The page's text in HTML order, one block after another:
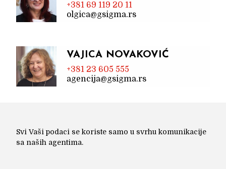
+381 69 119 20 11
olgica@gsigma.rs
VAJICA NOVAKOVIĆ
+381 23 605 555
agencija@gsigma.rs
Svi Vaši podaci se koriste samo u svrhu komunikacije
sa naših agentima.